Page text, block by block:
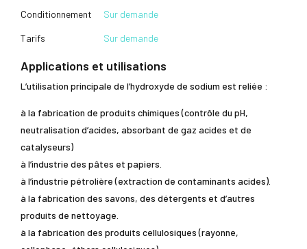
Conditionnement Sur demande
Tarifs Sur demande
Applications et utilisations
L’utilisation principale de l’hydroxyde de sodium est reliée :
à la fabrication de produits chimiques (contrôle du pH,
neutralisation d’acides, absorbant de gaz acides et de
catalyseurs)
à l’industrie des pâtes et papiers.
à l’industrie pétrolière (extraction de contaminants acides).
à la fabrication des savons, des détergents et d’autres
produits de nettoyage.
à la fabrication des produits cellulosiques (rayonne,